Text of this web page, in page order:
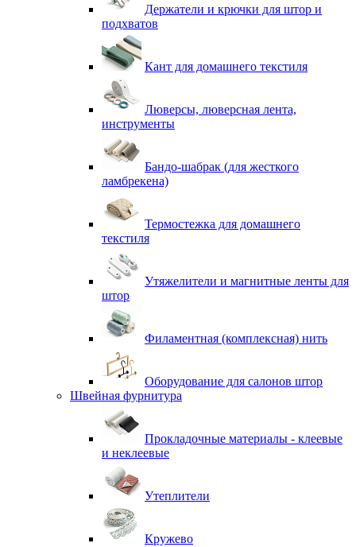
Держатели и крючки для штор и
подхватов
Кант для домашнего текстиля
Люверсы, люверсная лента,
инструменты
Бандо-шабрак (для жесткого
ламбрекена)
Термостежка для домашнего
текстиля
Утяжелители и магнитные ленты для
штор
Филаментная (комплексная) нить
Оборудование для салонов штор
Швейная фурнитура
Прокладочные материалы - клеевые
и неклеевые
Утеплители
Кружево